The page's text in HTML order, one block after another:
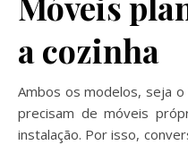
a cozinha
Ambos os modelos, seja
precisam de móveis
instalação. Por isso,